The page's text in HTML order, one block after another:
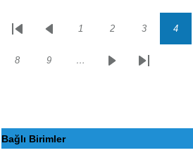
Sayfalama
İlk
Önceki
Sayfa
1 Sayfa
2 Sayfa
3 4
Sayfa
8 Sayfa
9 …
SonrakiSon
Bağlı Birimler